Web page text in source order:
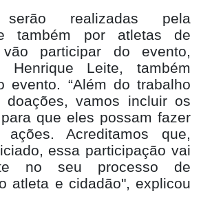
realizadas pela
também por atletas de
participar do evento,
Henrique Leite, também
evento. “Além do trabalho
vamos incluir os
que eles possam fazer
Acreditamos que,
essa participação vai
no seu processo de
atleta e cidadão", explicou